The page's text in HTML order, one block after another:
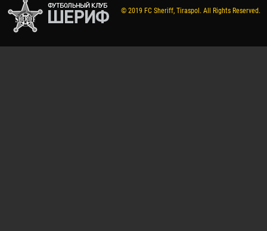
© 2019 FC Sheriff, Tiraspol. All Rights Reserved.